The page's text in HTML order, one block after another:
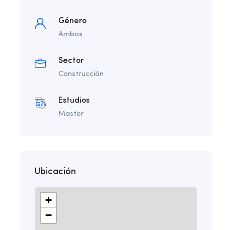
Género
Ambos
Sector
Construcción
Estudios
Master
Ubicación
+
−